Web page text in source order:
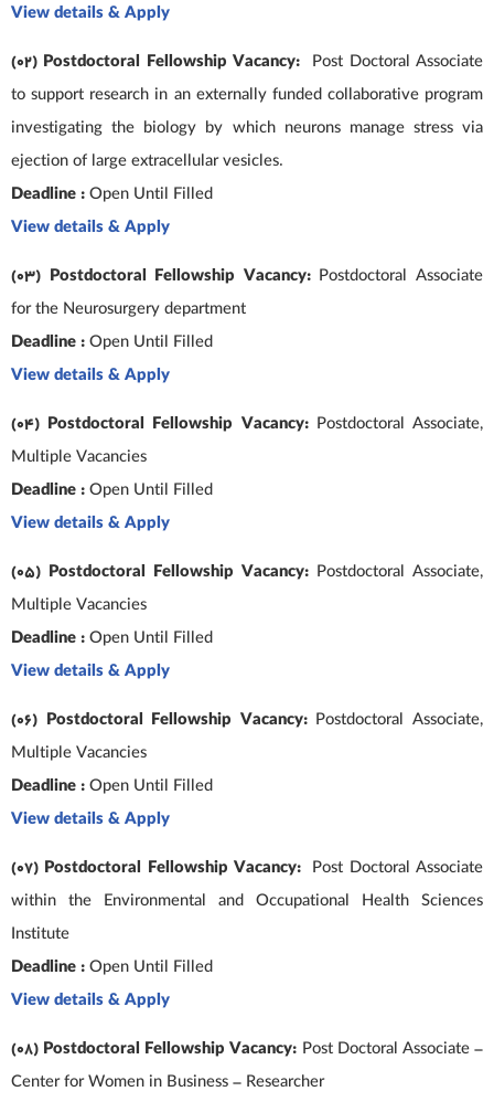
View details & Apply
(02) Postdoctoral Fellowship Vacancy: Post Doctoral Associate
to support research in an externally funded collaborative program
investigating the biology by which neurons manage stress via
ejection of large extracellular vesicles.
Deadline :Open Until Filled
View details & Apply
(03) Postdoctoral Fellowship Vacancy:Postdoctoral Associate
for the Neurosurgery department
Deadline :Open Until Filled
View details & Apply
(04) Postdoctoral Fellowship Vacancy:Postdoctoral Associate,
Multiple Vacancies
Deadline :Open Until Filled
View details & Apply
(05) Postdoctoral Fellowship Vacancy: Postdoctoral Associate,
Multiple Vacancies
Deadline :Open Until Filled
View details & Apply
(06) Postdoctoral Fellowship Vacancy:Postdoctoral Associate,
Multiple Vacancies
Deadline :Open Until Filled
View details & Apply
(07) Postdoctoral Fellowship Vacancy:Post Doctoral Associate
within the Environmental and Occupational Health Sciences
Institute
Deadline :Open Until Filled
View details & Apply
(08) Postdoctoral Fellowship Vacancy: Post Doctoral Associate –
Center for Women in Business – Researcher